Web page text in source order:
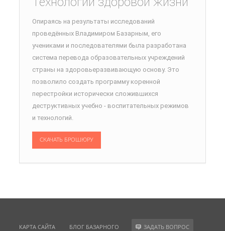
Опираясь на результаты исследований
проведённых Владимиром Базарным, его
учениками и последователями была разработана
система перевода образовательных учреждений
страны на здоровьеразвивающую основу. Это
позволило создать программу коренной
перестройки исторически сложившихся
деструктивных учебно - воспитательных режимов
и технологий.
СКАЧАТЬ БРОШЮРУ
КАРТА САЙТА БЛОГ БАЗАРНОГО ЗАДАТЬ ВОПРОС